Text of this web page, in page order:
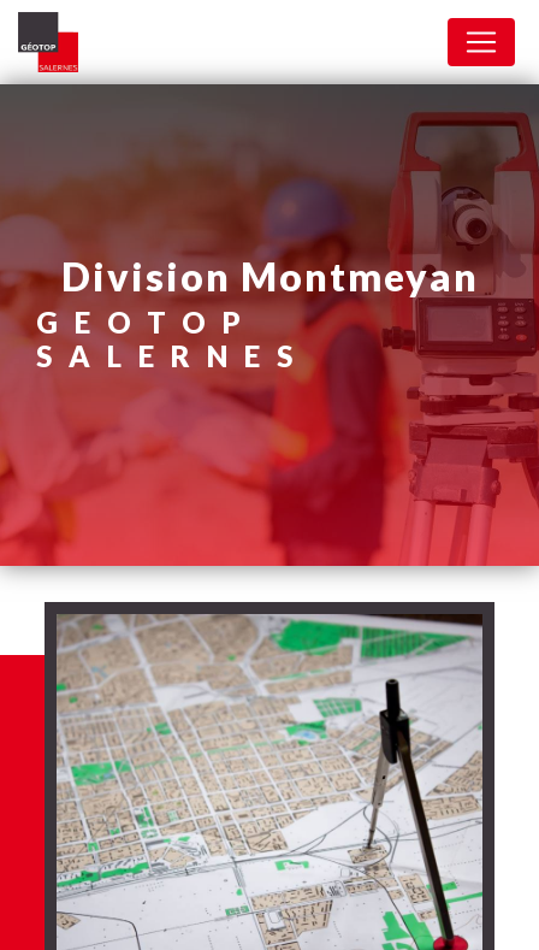
division Montmeyan
GEOTOP
SALERNES
Panneau de gestion des cookies